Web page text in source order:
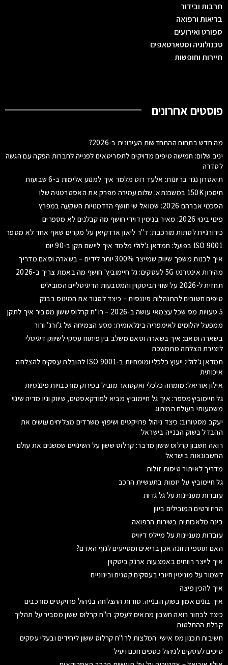
תרבות ובידור
בריאות ורפואה
ספורט ואירועים
טכנולוגיה וסטארטאפים
תיירות וחופשות
פוסטים אחרונים
מה חדש בתחום ההתחדשות העירונית ב-2026?
יניב שלום: חמישה טיפים מדויקים לתסריטאים לפנייה לחברות הפקה עם הגשה
לסדרה
תיאטרון נגד בריונות: אלעד רוט מלמד איך למנוע אלימות ב-6 שבועות
חיסכון 150K במשכנתא: שלום עמירה מפרק את האסטרטגיה שלו
הסכמי אברהם 2026: שמואל שי חושף הזדמנויות השקעה במפרץ
פינוי בינוי 2026: מאיר בנימין דוידי חושף מה קבלנים לא מספרים
כירורגיית לסתות מורכבת: ד"ר ליאון ארדקיאן על מקרים שאף אחד לא מספר
ISO 9001 בפועל: חמדאן ג'לולי מלמד איך ליישם תקן ב-90 יום
איך לבנות משפך שיווק שמייצר 300% יותר לידים – בשארה וסאם מדריך
מהירות אינטרנט 5G לעסקים: גל חיימוביץ' חושף מה באמת צריך ב-2026
תחזית ל-2026 על שווי הביטקוין והמטבעות הדיגיטליים המובילים
טיפים חשובים להתנהלות פיננסית – כיצד לסגור את המינוס בבנק
5 טעויות מס שכל עצמאי עושה ב-2026 – רו"ח קרלוס ששון מסביר איך לתקן
ממפעל יהלומים לאימפריה בינלאומית: מסע הצמיחה של ג’ורג’ ורור
בשארה וסאם: איך בשארה וסאם משלב בין פיתוח עסקי לשיווק דיגיטלי
ליצירת הצלחה מתמשכת
חמדאן ג'לולי: ייעוץ כלכלי ומומחיות ב-ISO 9001 להובלת עסקים להצלחה
איכותית
אילון אוריאל: מומחה כלכלי ואקטואר מוביל בפירוק מורכבויות פיננסיות
גל חיימוביץמספר: איך גל חיימוביץ מביא לפודקאסטים, שיווק וניו מדיה שינוי
משמעותי בעולם המיתוג
יעקב מסטורוב: כיצד ניהול פרויקטים ושיפוץ משרדים מצליחים עושים את
ההבדל בשוק הבנייה בישראל
רואה חשבון קרלוס ששון מדבר: קרלוס ששון על השינויים שמשנים את עולם
החשבונאות בישראל
מדריך לאיתור טיסות זולות
גל חיימוביץ על יזמות בתעשיית הרכב
עובדות מעניינות על גל גדות
הריזורטים המובילים ביוון
בינה מלאכותית בשירות הרפואה
עובדות מעניינות על מיילס דיוויס
האם תוספי תזונה אכן בריאים ומסייעים לגוף האדם?
איך לייצר רווחים באמצעות ארנק ביטקוין
לשמור על מוניטין חיובי בעסקים קטנים ובינוניים
איך להכין פיצה
איך בונים אמון בשוק הבנייה. סודות ההצלחה בניהול פרויקטים מורכבים
כיצד לבחור רואה חשבון מתאים לעסק: רו"ח קרלוס ששון מסביר על תהליך
קבלת ההחלטות
חשיבות תכנון מס אישי: המלצות לרו"ח קרלוס ששון ליחידים ובעלי עסקים
טיפים לעסקים לניהול כספים חכם ויעיל